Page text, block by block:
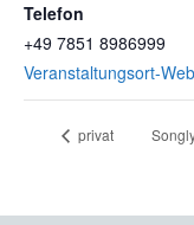
Telefon
+49 7851 8986999
Veranstaltungsort-
privat